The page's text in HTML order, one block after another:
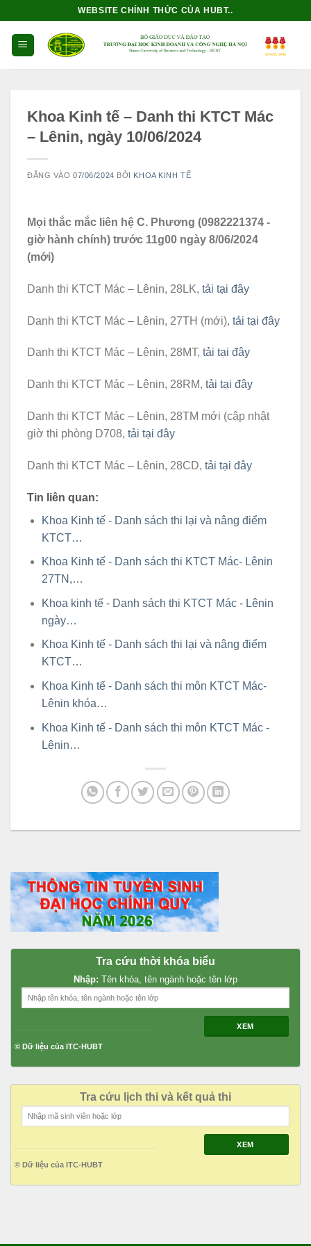
dung
WEBSITE CHÍNH THỨC CỦA HUBT..
Khoa Kinh tế – Danh thi KTCT Mác
– Lênin, ngày 10/06/2024
ĐĂNG VÀO07/06/2024 BỞI KHOA KINH TẾ
Mọi thắc mắc liên hệ C. Phương (0982221374 -
giờ hành chính) trước 11g00 ngày 8/06/2024
(mới)
Danh thi KTCT Mác – Lênin, 28LK, tải tại đây
Danh thi KTCT Mác – Lênin, 27TH (mới), tải tại đây
Danh thi KTCT Mác – Lênin, 28MT, tải tại đây
Danh thi KTCT Mác – Lênin, 28RM, tải tại đây
Danh thi KTCT Mác – Lênin, 28TM mới (cập nhật
giờ thi phòng D708, tải tại đây
Danh thi KTCT Mác – Lênin, 28CD, tải tại đây
Tin liên quan:
Khoa Kinh tế - Danh sách thi lại và nâng điểm
KTCT…
Khoa Kinh tế - Danh sách thi KTCT Mác- Lênin
27TN,…
Khoa kinh tế - Danh sách thi KTCT Mác - Lênin
ngày…
Khoa Kinh tế - Danh sách thi lại và nâng điểm
KTCT…
Khoa Kinh tế - Danh sách thi môn KTCT Mác-
Lênin khóa…
Khoa Kinh tế - Danh sách thi môn KTCT Mác -
Lênin…
Tra cứu thời khóa biểu
Nhập: Tên khóa, tên ngành hoặc tên lớp
XEM
© Dữ liệu của ITC-HUBT
Tra cứu lịch thi và kết quả thi
XEM
© Dữ liệu của ITC-HUBT